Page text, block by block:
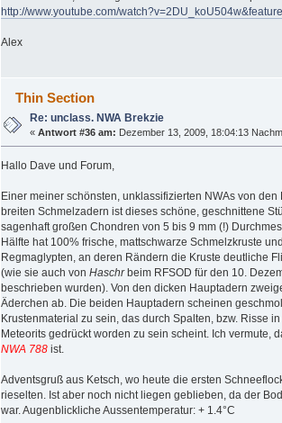
http://www.youtube.com/
Alex
Thin Section
Re: unclass. NWA Brekzie
«Antwort #36 am: Dezember 13, 2009, 18:04:13
Hallo Dave und Forum,
Einer meiner schönsten, unklassifizierten NWAs von den
breiten Schmelzadern ist dieses schöne, geschnittene
sagenhaft großen Chondren von 5 bis 9 mm (!)
Hälfte hat 100% frische, mattschwarze Schmelzkruste
Regmaglypten, an deren Rändern die Kruste deutliche
(wie sie auch von Haschrbeim RFSOD für den 10.
beschrieben wurden). Von den dicken Hauptadern
Äderchen ab. Die beiden Hauptadern scheinen
Krustenmaterial zu sein, das durch Spalten, bzw. Risse
Meteorits gedrückt worden zu sein scheint. Ich vermute,
NWA 788 ist.
Adventsgruß aus Ketsch, wo heute die ersten
rieselten. Ist aber noch nicht liegen geblieben, da der
war. Augenblickliche Aussentemperatur: + 1.4°C